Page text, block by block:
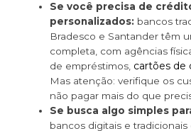
Se você precisa de
personalizados: bancos
Bradesco e Santander têm
completa, com agências
de empréstimos, cartões de
Mas atenção: verifique os
não pagar mais do que
Se busca algo simples
bancos digitais e